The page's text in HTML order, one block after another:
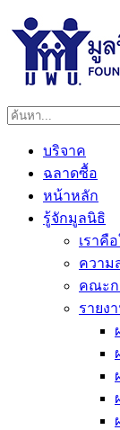
บริจาค
ฉลาดซื้อ
หน้าหลัก
รู้จักมูลนิธิ
เราคื
ความ
คณะก
รายง